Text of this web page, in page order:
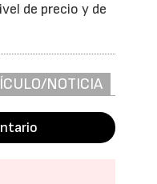
de precio y de
NOTICIA